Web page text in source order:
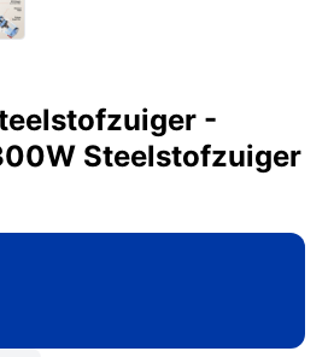
-
Steelstofzuiger